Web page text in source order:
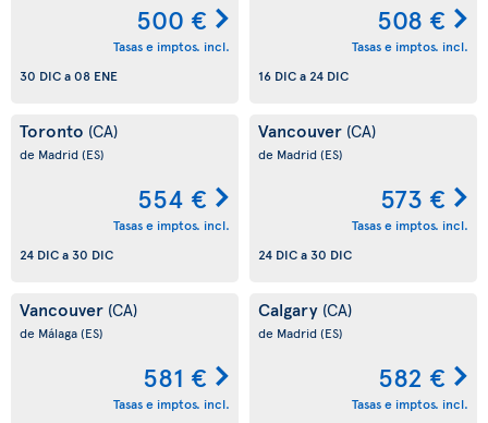
500 €
Tasas e imptos. incl.
30 DICa08 ENE
508 €
Tasas e imptos. incl.
16 DICa24 DIC
Toronto (CA)
de Madrid(ES)
554 €
Tasas e imptos. incl.
24 DICa 30 DIC
Vancouver (CA)
de Madrid(ES)
573 €
Tasas e imptos. incl.
24 DICa 30 DIC
Vancouver (CA)
de Málaga(ES)
581 €
Tasas e imptos. incl.
Calgary (CA)
de Madrid(ES)
582 €
Tasas e imptos. incl.